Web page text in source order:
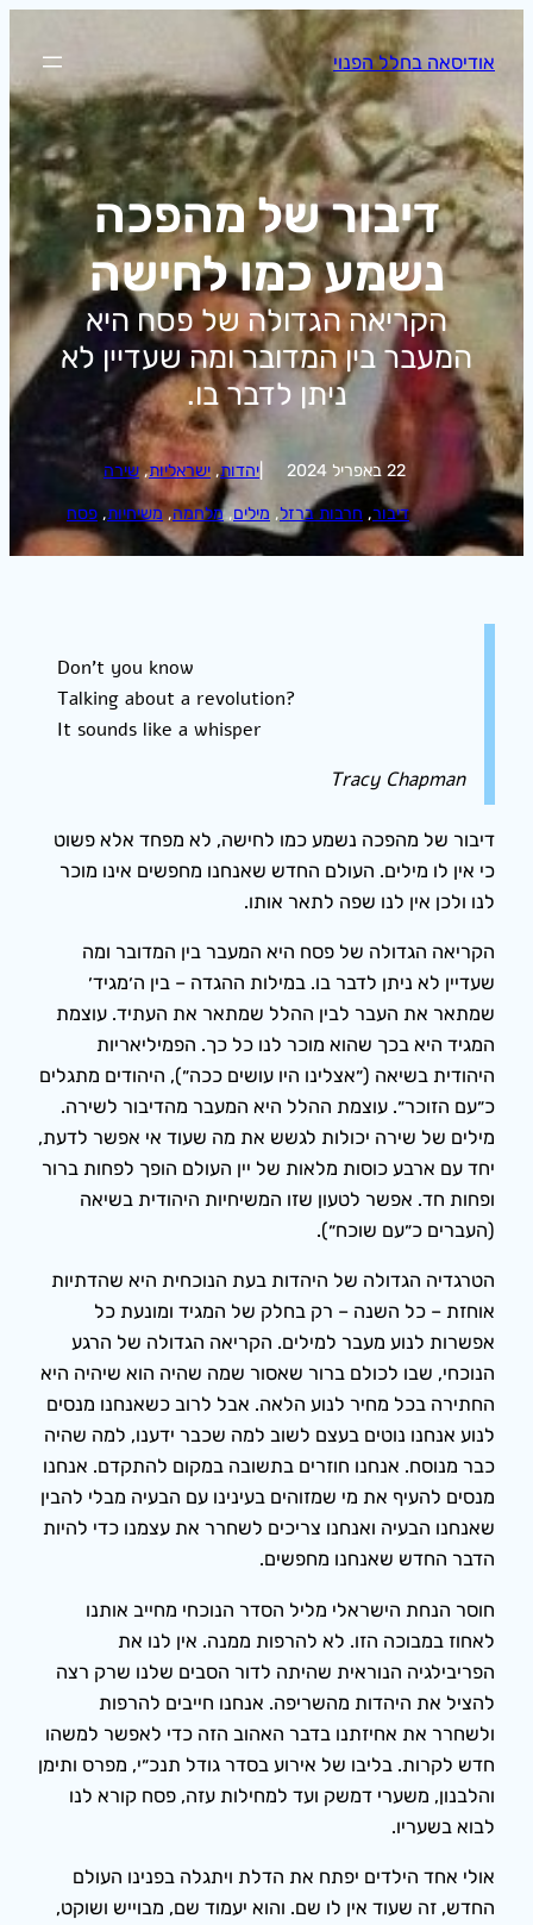
לתוכןאודיסאה בחלל הפנוי
דיבור של מהפכה
נשמע כמו לחישה
הקריאה הגדולה של פסח היא
המעבר בין המדובר ומה שעדיין לא
ניתן לדבר בו.
22 באפריל 2024 יהדות, ישראליות, שירה
דיבור, חרבות ברזל, מילים, מלחמה, משיחיות, פסח
Don’t you know
Talking about a revolution?
It sounds like a whisper
Tracy Chapman
דיבור של מהפכה נשמע כמו לחישה, לא מפחד אלא פשוט
כי אין לו מילים. העולם החדש שאנחנו מחפשים אינו מוכר
לנו ולכן אין לנו שפה לתאר אותו.
הקריאה הגדולה של פסח היא המעבר בין המדובר ומה
שעדיין לא ניתן לדבר בו. במילות ההגדה – בין ה׳מגיד׳
שמתאר את העבר לבין ההלל שמתאר את העתיד. עוצמת
המגיד היא בכך שהוא מוכר לנו כל כך. הפמיליאריות
היהודית בשיאה (״אצלינו היו עושים ככה״), היהודים מתגלים
כ״עם הזוכר״. עוצמת ההלל היא המעבר מהדיבור לשירה.
מילים של שירה יכולות לגשש את מה שעוד אי אפשר לדעת,
יחד עם ארבע כוסות מלאות של יין העולם הופך לפחות ברור
ופחות חד. אפשר לטעון שזו המשיחיות היהודית בשיאה
(העברים כ״עם שוכח״).
הטרגדיה הגדולה של היהדות בעת הנוכחית היא שהדתיות
אוחזת – כל השנה – רק בחלק של המגיד ומונעת כל
אפשרות לנוע מעבר למילים. הקריאה הגדולה של הרגע
הנוכחי, שבו לכולם ברור שאסור שמה שהיה הוא שיהיה היא
החתירה בכל מחיר לנוע הלאה. אבל לרוב כשאנחנו מנסים
לנוע אנחנו נוטים בעצם לשוב למה שכבר ידענו, למה שהיה
כבר מנוסח. אנחנו חוזרים בתשובה במקום להתקדם. אנחנו
מנסים להעיף את מי שמזוהים בעינינו עם הבעיה מבלי להבין
שאנחנו הבעיה ואנחנו צריכים לשחרר את עצמנו כדי להיות
הדבר החדש שאנחנו מחפשים.
חוסר הנחת הישראלי מליל הסדר הנוכחי מחייב אותנו
לאחוז במבוכה הזו. לא להרפות ממנה. אין לנו את
הפריבילגיה הנוראית שהיתה לדור הסבים שלנו שרק רצה
להציל את היהדות מהשריפה. אנחנו חייבים להרפות
ולשחרר את אחיזתנו בדבר האהוב הזה כדי לאפשר למשהו
חדש לקרות. בליבו של אירוע בסדר גודל תנכ״י, מפרס ותימן
והלבנון, משערי דמשק ועד למחילות עזה, פסח קורא לנו
לבוא בשעריו.
אולי אחד הילדים יפתח את הדלת ויתגלה בפנינו העולם
החדש, זה שעוד אין לו שם. והוא יעמוד שם, מבוייש ושוקט,